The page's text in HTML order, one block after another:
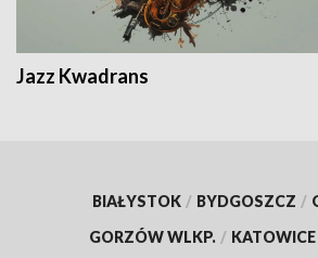
Jazz Kwadrans
BIAŁYSTOK / BYDGOSZCZ /
GORZÓW WLKP. / KATOWICE